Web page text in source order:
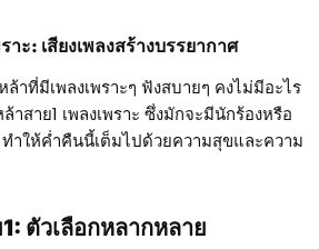
าะ: เสียงเพลงสร้างบรรยากาศ
าที่มีเพลงเพราะๆ ฟังสบายๆ คงไม่มีอะไร
าสาย1 เพลงเพราะ ซึ่งมักจะมีนักร้องหรือ
ำให้ค่ำคืนนี้เต็มไปด้วยความสุขและความ
ตัวเลือกหลากหลาย